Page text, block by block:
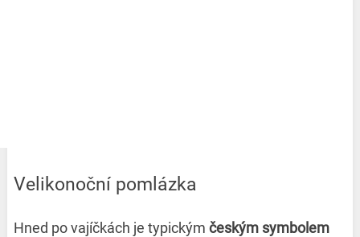
Velikonoční pomlázka
Hned po vajíčkách je typickým českým symbolem